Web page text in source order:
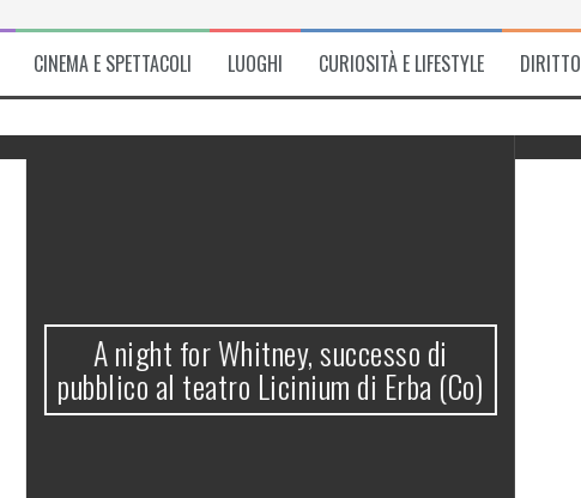
CINEMA E SPETTACOLI LUOGHI CURIOSITÀ E LIFESTYLE DIRITTO
A night for Whitney, successo di
pubblico al teatro Licinium di Erba (Co)